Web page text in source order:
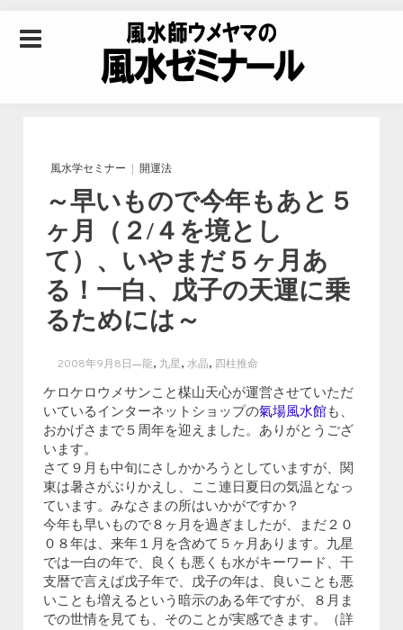
水ゼミナール｜風水
学・四柱推命学・易
学を合わせた立命講
座
風水学セミナー 開運法
～早いもので今年もあと５
ヶ月（２/４を境とし
て）、いやまだ５ヶ月あ
る！一白、戊子の天運に乗
るためには～
2008年9月8日 龍, 九星,水晶, 四柱推命
ケロケロウメサンこと楳山天心が運営させていただ
いているインターネットショップの氣場風水館も、
おかげさまで５周年を迎えました。ありがとうござ
います。
さて９月も中旬にさしかかろうとしていますが、関
東は暑さがぶりかえし、ここ連日夏日の気温となっ
ています。みなさまの所はいかがですか？
今年も早いもので８ヶ月を過ぎましたが、まだ２０
０８年は、来年１月を含めて５ヶ月あります。九星
では一白の年で、良くも悪くも水がキーワード、干
支暦で言えば戊子年で、戊子の年は、良いことも悪
いことも増えるという暗示のある年ですが、８月ま
での世情を見ても、そのことが実感できます。（詳